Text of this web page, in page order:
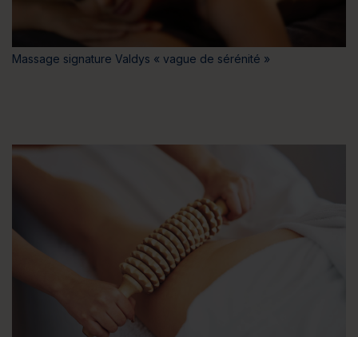
Massage signature Valdys « vague de sérénité »